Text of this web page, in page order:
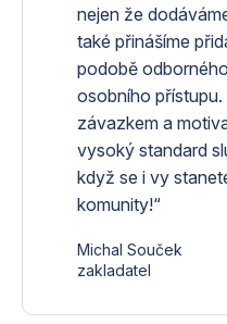
nejen že
také přinášíme
podobě
osobního přístupu.
závazkem a
vysoký standard
když se i vy
komunity!“
Michal Souček
zakladatel